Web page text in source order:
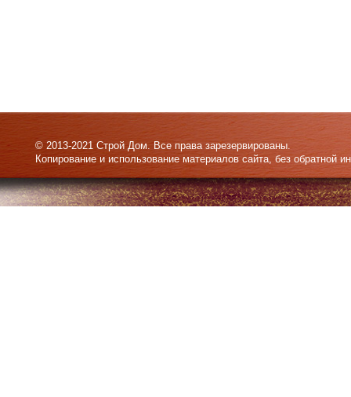
© 2013-2021 Строй Дом. Все права зарезервированы.
Копирование и использование материалов сайта, без обратной